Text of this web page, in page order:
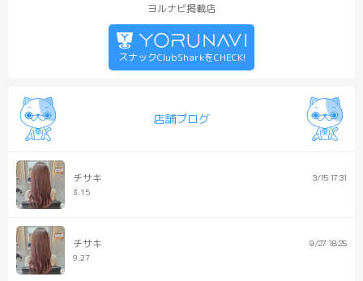
ヨルナビ掲載店
スナックClubSharkをCHECK!
店舗ブログ
チサキ 3/15 17:31
3.15
チサキ 9/27 18:25
9.27